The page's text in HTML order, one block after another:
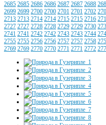
2685 2685 2686 2686 2687 2687 2688
2699 2699 2700 2700 2701 2701 2702
2713 2713 2714 2714 2715 2715 2716
2727 2727 2728 2728 2729 2729 2730
2741 2741 2742 2742 2743 2743 2744
2755 2755 2756 2756 2757 2757 2758
2769 2769 2770 2770 2771 2771 2772